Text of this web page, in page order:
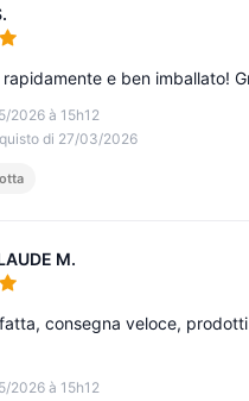
5
2026 à 15h12
di 27/03/2026
e ben imballato!
M.
5
2026 à 15h12
consegna veloce, prodotti